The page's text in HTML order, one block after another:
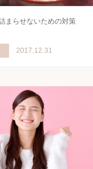
まらせないための対策
2017.12.31